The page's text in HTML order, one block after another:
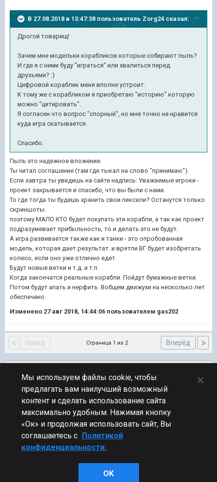
В 27.08.2018 в 13:47:38 пользователь Zorg24 сказал:
Дрогой товарищ!
Зачем мне модельки корабликов которые собирают пыль?
И где я с ними буду "играться" или хвалиться перед
друзьями? :)
Цифровой кораблик меня вполне устроит.
К тому же с корабликом я приобретаю "историю" которую
можно "цитировать".
Я согласен что вопрос "спорный", но мне точно не нравится
куда игра скатывается.
Спасибо.
Пыль это надежное вложение.
Ты читал соглашение (там где тыкал на слово "принимаю").
Если завтра ты увидишь на сайте надпись: Уважаемые игроки -
проект закрывается и спасибо, что вы были с нами.
То где тогда ты будешь хранить свои пиксели? Останутся только
скриншоты.
поэтому МАЛО КТО будет покупать эти корабли, а так как проект
подразумевает прибыльность, то и делать это не будут.
А игра развивается также как и танки - это опробованная
модель, которая дает результат. и врятли ВГ будет изобретать
колесо, если оно уже отлично едет.
Будут новые ветки и т.д. и т.п.
Когда закончатся реальные корабли. Пойдут бумажные ветки.
Потом будут апать и нерфить. Вобщем движухи на несколько лет
обеспечено.
Изменено 27 авг 2018, 14:44:06 пользователем gas202
Назад Вперёд
Страница 1 из 2
ПЕРЕЙТИ К СПИСКУ ТЕМ
Обсуждение Мира Кораблей
Стиль
Мы используем файлы cookie, чтобы
предлагать вам наилучший возможный
контент и сделать использование сайта
максимально удобным. Нажимая кнопку
«Ок» и продолжая использовать сайт, Вы
соглашаетесь с Политикой
конфиденциальности.
OK
×